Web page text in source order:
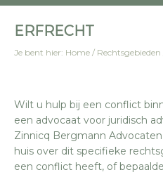
ERFRECHT
Je bent hier: Home / Rechtsgebieden
Wilt u hulp bij een conflict
een advocaat voor juridisch
Zinnicq Bergmann
huis over dit specifieke
een conflict heeft, of